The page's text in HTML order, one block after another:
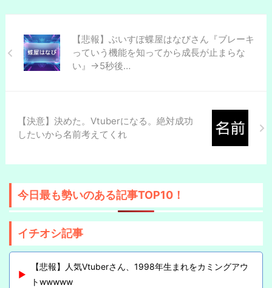
【悲報】ぶいすぽ蝶屋はなびさん『ブレーキ
っていう機能を知ってから成長が止まらな
い』→5秒後…
【決意】決めた。Vtuberになる。絶対成功
したいから名前考えてくれ
今日最も勢いのある記事TOP10！
イチオシ記事
【悲報】人気Vtuberさん、1998年生まれをカミングアウ
トwwwww